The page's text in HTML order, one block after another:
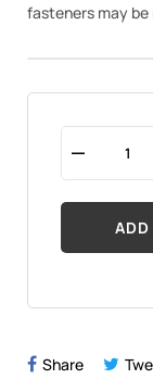
fasteners may
ADD
Share